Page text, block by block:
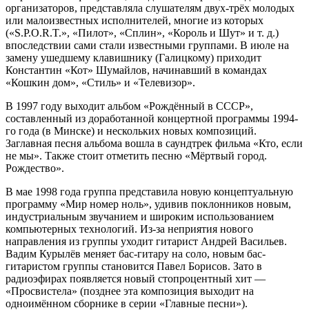
организаторов, представляла слушателям двух-трёх молодых
или малоизвестных исполнителей, многие из которых
(«S.P.O.R.T.», «Пилот», «Сплин», «Король и Шут» и т. д.)
впоследствии сами стали известными группами. В июле на
замену ушедшему клавишнику (Галицкому) приходит
Константин «Кот» Шумайлов, начинавший в командах
«Кошкин дом», «Стиль» и «Телевизор».
В 1997 году выходит альбом «Рождённый в СССР»,
составленный из доработанной концертной программы 1994-
го года (в Минске) и нескольких новых композиций.
Заглавная песня альбома вошла в саундтрек фильма «Кто, если
не мы». Также стоит отметить песню «Мёртвый город.
Рождество».
В мае 1998 года группа представила новую концептуальную
программу «Мир номер ноль», удивив поклонников новым,
индустриальным звучанием и широким использованием
компьютерных технологий. Из-за неприятия нового
направления из группы уходит гитарист Андрей Васильев.
Вадим Курылёв меняет бас-гитару на соло, новым бас-
гитаристом группы становится Павел Борисов. Зато в
радиоэфирах появляется новый стопроцентный хит —
«Просвистела» (позднее эта композиция выходит на
одноимённом сборнике в серии «Главные песни»).